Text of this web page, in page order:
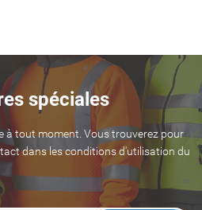
spéciales
à tout moment. Vous trouverez pour
dans les conditions d'utilisation du